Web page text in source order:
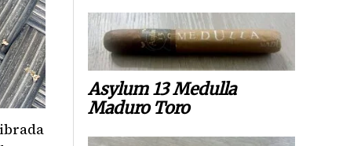
Asylum 13 Medulla
Maduro Toro